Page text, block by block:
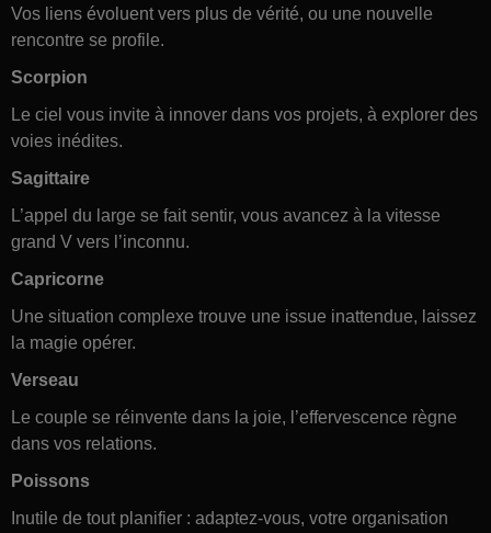
Vos liens évoluent vers plus de vérité, ou une nouvelle
rencontre se profile.
Scorpion
Le ciel vous invite à innover dans vos projets, à explorer des
voies inédites.
Sagittaire
L’appel du large se fait sentir, vous avancez à la vitesse
grand V vers l’inconnu.
Capricorne
Une situation complexe trouve une issue inattendue, laissez
la magie opérer.
Verseau
Le couple se réinvente dans la joie, l’effervescence règne
dans vos relations.
Poissons
Inutile de tout planifier : adaptez-vous, votre organisation